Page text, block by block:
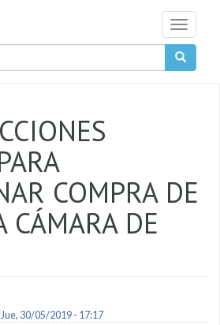
Toggle
COMPRA DE
CÁMARA DE
30/05/2019 - 17:17